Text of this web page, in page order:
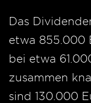
Das
etwa 855.000
bei etwa
zusammen
sind 130.000